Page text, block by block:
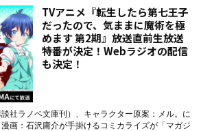
TVアニメ『転生したら第七王子
だったので、気ままに魔術を極
めます 第2期』放送直前生放送
特番が決定！Webラジオの配信
も決定！
社ラノベ文庫刊）、キャラクター原案：メル。に
画：石沢庸介が手掛けるコミカライズが「マガジ